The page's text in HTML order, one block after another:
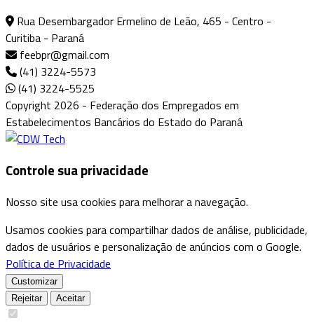
Rua Desembargador Ermelino de Leão, 465 - Centro -
Curitiba - Paraná
feebpr@gmail.com
(41) 3224-5573
(41) 3224-5525
Copyright 2026 - Federação dos Empregados em
Estabelecimentos Bancários do Estado do Paraná
Controle sua privacidade
Nosso site usa cookies para melhorar a navegação.
Usamos cookies para compartilhar dados de análise, publicidade,
dados de usuários e personalização de anúncios com o Google.
Política de Privacidade
Customizar
Rejeitar
Aceitar